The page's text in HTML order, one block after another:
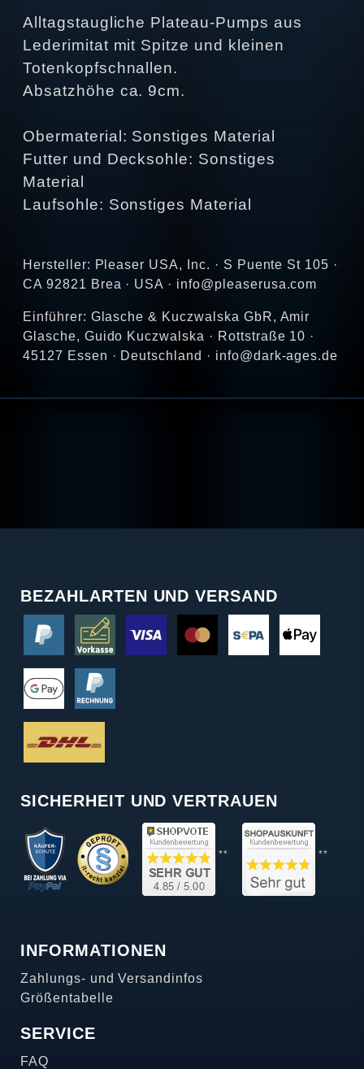
Alltagstaugliche Plateau-Pumps aus
Lederimitat mit Spitze und kleinen
Totenkopfschnallen.
Absatzhöhe ca. 9cm.
Obermaterial: Sonstiges Material
Futter und Decksohle: Sonstiges
Material
Laufsohle: Sonstiges Material
Hersteller: Pleaser USA, Inc. · S Puente St 105 ·
CA 92821 Brea · USA · info@pleaserusa.com
Einführer: Glasche & Kuczwalska GbR, Amir
Glasche, Guido Kuczwalska · Rottstraße 10 ·
45127 Essen · Deutschland · info@dark-ages.de
BEZAHLARTEN UND VERSAND
SICHERHEIT UND VERTRAUEN
** **
INFORMATIONEN
Zahlungs- und Versandinfos
Größentabelle
SERVICE
FAQ